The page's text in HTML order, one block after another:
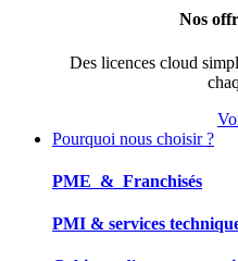
Nos
Des licences cloud
Pourquoi nous choisir ?
PME & Franchisés
PMI & services